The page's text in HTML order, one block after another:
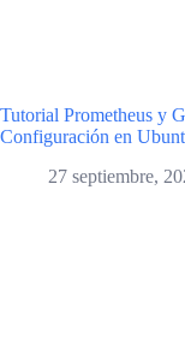
Tutorial Prometheus y
Configuración en
27 septiembre,